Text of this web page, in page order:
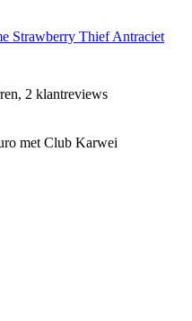
Strawberry Thief Antraciet
2 klantreviews
met Club Karwei